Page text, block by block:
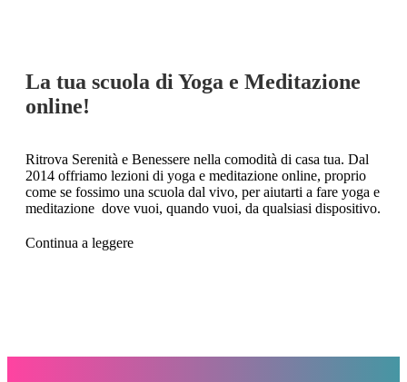
La tua scuola di Yoga e Meditazione
online!
Ritrova Serenità e Benessere nella comodità di casa tua. Dal
2014 offriamo lezioni di yoga e meditazione online, proprio
come se fossimo una scuola dal vivo, per aiutarti a fare yoga e
meditazione dove vuoi, quando vuoi, da qualsiasi dispositivo.
Continua a leggere